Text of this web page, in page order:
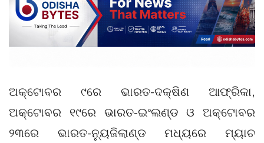
ଅକ୍ଟୋବର ୯ରେ ଭାରତ-ଦକ୍ଷିଣ ଆଫ୍ରିକା,
ଅକ୍ଟୋବର ୧୯ରେ ଭାରତ-ଇଂଲଣ୍ଡ ଓ ଅକ୍ଟୋବର
୨୩ରେ ଭାରତ-ନ୍ୟୁଜିଲାଣ୍ଡ ମଧ୍ୟରେ ମ୍ୟାଚ